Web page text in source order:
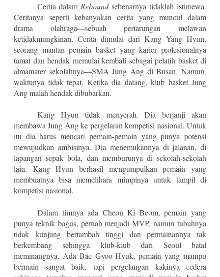
Cerita dalam Reboundsebenarnya tidaklah istimewa.
Ceritanya seperti kebanyakan cerita yang muncul dalam
drama olahraga—sebuah pertarungan melawan
ketidakmungkinan. Cerita dimulai dari Kang Yang Hyun,
seorang mantan pemain basket yang karier profesionalnya
tamat dan hendak memulai kembali sebagai pelatih basket di
almamater sekolahnya—SMA Jung Ang di Busan. Namun,
waktunya tidak tepat. Ketika dia datang, klub basket Jung
Ang malah hendak dibubarkan.
Kang Hyun tidak menyerah. Dia berjanji akan
membawa Jung Ang ke pergelaran kompetisi nasional. Untuk
itu dia harus mencari pemain-pemain yang punya potensi
mewujudkan ambisinya. Dia menemukannya di jalanan, di
lapangan sepak bola, dan memburunya di sekolah-sekolah
lain. Kang Hyun berhasil mengumpulkan pemain yang
membuatnya bisa memelihara mimpinya untuk tampil di
kompetisi nasional.
Dalam timnya ada Cheon Ki Beom, pemain yang
punya teknik bagus, pernah menjadi MVP, namun tubuhnya
tidak kunjung bertambah tinggi dan permainannya tak
berkembang sehingga klub-klub dari Seoul batal
meminangnya. Ada Bae Gyoo Hyuk, pemain yang mampu
bermain sangat baik, tapi pergelangan kakinya cedera